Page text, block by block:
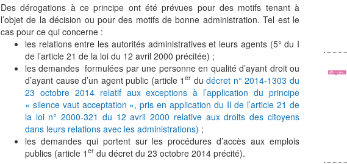
Des dérogations à ce principe ont été prévues pour des motifs tenant à
l’objet de la décision ou pour des motifs de bonne administration. Tel est le
cas pour ce qui concerne :
les relations entre les autorités administratives et leurs agents (5° du I
de l’article 21 de la loi du 12 avril 2000 précitée) ;
les demandes formulées par une personne en qualité d’ayant droit ou
d’ayant cause d’un agent public (article 1er dudécret n° 2014-1303 du
23 octobre 2014 relatif aux exceptions à l’application du principe
« silence vaut acceptation », pris en application du II de l’article 21 de
la loi n° 2000-321 du 12 avril 2000 relative aux droits des citoyens
dans leurs relations avec les administrations) ;
les demandes qui portent sur les procédures d’accès aux emplois
publics (article 1 er du décret du 23 octobre 2014 précité).